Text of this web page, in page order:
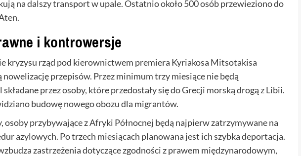
na dalszy transport w upale. Ostatnio około 500 osób przewieziono do
i kontrowersje
kryzysu rząd pod kierownictwem premiera Kyriakosa Mitsotakisa
przepisów. Przez minimum trzy miesiące nie będą
przez osoby, które przedostały się do Grecji morską drogą z Libii.
budowę nowego obozu dla migrantów.
osoby przybywające z Afryki Północnej będą najpierw zatrzymywane na
azylowych. Po trzech miesiącach planowana jest ich szybka deportacja.
zastrzeżenia dotyczące zgodności z prawem międzynarodowym,